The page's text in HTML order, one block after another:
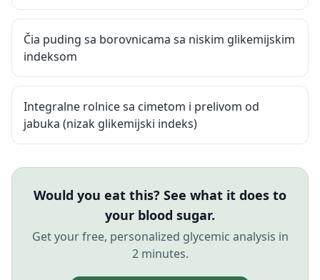
Čia puding sa borovnicama sa niskim glikemijskim
indeksom
Integralne rolnice sa cimetom i prelivom od
jabuka (nizak glikemijski indeks)
Would you eat this? See what it does to
your blood sugar.
Get your free, personalized glycemic analysis in
2 minutes.